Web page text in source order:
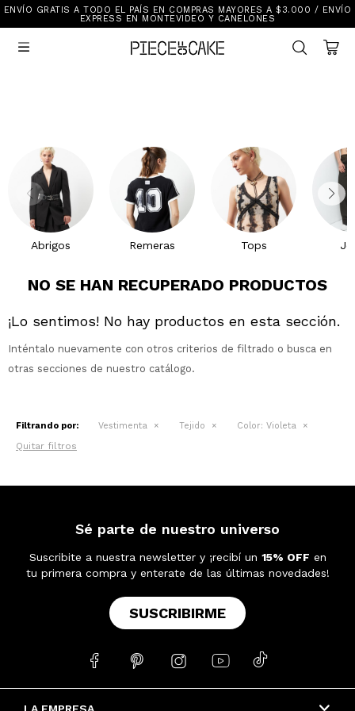
ENVÍO GRATIS A TODO EL PAÍS EN COMPRAS MAYORES A $3.000 / ENVÍO
EXPRESS EN MONTEVIDEO Y CANELONES

Abrigos Remeras Tops
NO SE HAN RECUPERADO PRODUCTOS
¡Lo sentimos! No hay productos en esta sección.
Inténtalo nuevamente con otros criterios de filtrado o busca en
otras secciones de nuestro catálogo.
Filtrando por: Vestimenta Tejido Color: Violeta
Quitar filtros
Sé parte de nuestro universo
Suscribite a nuestra newsletter y ¡recibí un 15% OFF en
tu primera compra y enterate de las últimas novedades!
SUSCRIBIRME
    
Sale
New In
Mi cuenta
Ayuda
Ver Todo
Vestimenta